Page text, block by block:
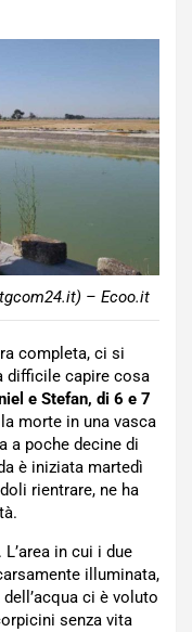
– Ecoo.it
completa, ci si
difficile capire cosa
e Stefan, di 6 e 7
morte in una vasca
a poche decine di
è iniziata martedì
rientrare, ne ha
. L’area in cui i due
illuminata,
ci è voluto
senza vita